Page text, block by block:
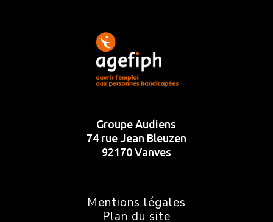
Groupe Audiens
74 rue Jean Bleuzen
92170 Vanves
Mentions légales
Plan du site